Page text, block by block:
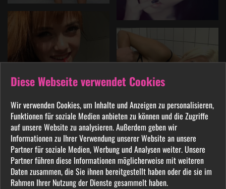
Diese Webseite verwendet Cookies
Wir verwenden Cookies, um Inhalte und Anzeigen zu personalisieren,
Funktionen für soziale Medien anbieten zu können und die Zugriffe
auf unsere Website zu analysieren. Außerdem geben wir
Informationen zu Ihrer Verwendung unserer Website an unsere
Partner für soziale Medien, Werbung und Analysen weiter. Unsere
Partner führen diese Informationen möglicherweise mit weiteren
Daten zusammen, die Sie ihnen bereitgestellt haben oder die sie im
Rahmen Ihrer Nutzung der Dienste gesammelt haben.